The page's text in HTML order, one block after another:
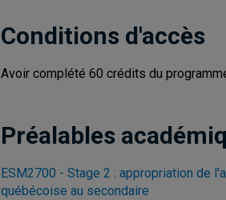
Conditions d'accès
Avoir complété 60 crédits du
Préalables
ESM2700 - Stage 2 : appropriation de
québécoise au secondaire